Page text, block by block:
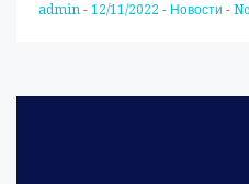
admin - 12/11/2022 - Новости -